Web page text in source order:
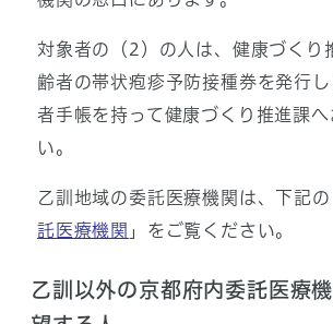
対象者の（2）の人は、健康づくり
齢者の帯状疱疹予防接種券を発行
者手帳を持って健康づくり推進課
い。
乙訓地域の委託医療機関は、下記の
託医療機関 」をご覧ください。
乙訓以外の京都府内委託医療